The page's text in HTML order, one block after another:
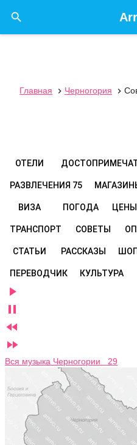

Главная  Черногория 
ОТЕЛИ
РАЗВЛЕЧЕНИЯ 75
ВИЗА ПОГОДА ЦЕНЫ
ТРАНСПОРТ СОВЕТЫ
СТАТЬИ РАССКАЗЫ
ПЕРЕВОДЧИК КУЛЬТУРА




Вся музыка Черногории 29